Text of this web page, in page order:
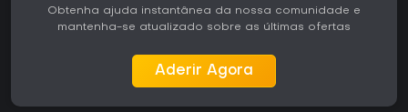
Obtenha ajuda instantânea da nossa comunidade e
mantenha-se atualizado sobre as últimas ofertas
Aderir Agora